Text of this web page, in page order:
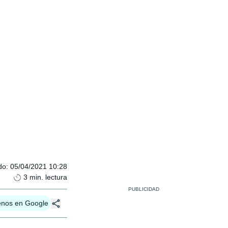
: 05/04/2021 10:28
3 min. lectura
en Google